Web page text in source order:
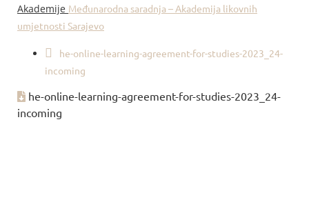
Akademije Međunarodna saradnja – Akademija likovnih
umjetnosti Sarajevo
he-online-learning-agreement-for-studies-2023_24-
incoming
he-online-learning-agreement-for-studies-2023_24-
incoming